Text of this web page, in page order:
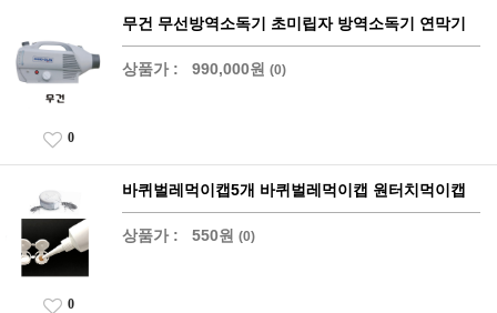
무건 무선방역소독기 초미립자 방역소독기 연막기
상품가 : 990,000원 (0)
0
바퀴벌레먹이캡5개 바퀴벌레먹이캡 원터치먹이캡
상품가 : 550원 (0)
0